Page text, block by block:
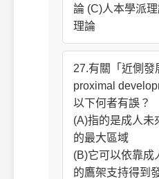
論 (C)人本學派
理論
27.有關「近側發
proximal
以下何者有誤？
(A)指的是成人未
的最大區域
(B)它可以依靠成
的鷹架支持得到